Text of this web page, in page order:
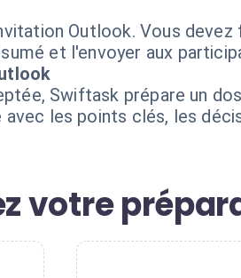
Outlook. Vous
et l'envoyer aux
Swiftask prépare un
les points clés, les
votre